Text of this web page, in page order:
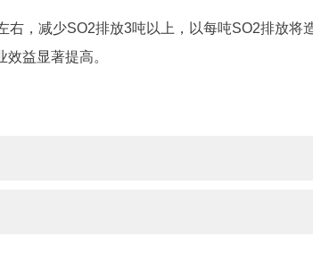
，减少SO2排放3吨以上，以每吨SO2排放将
益显著提高。